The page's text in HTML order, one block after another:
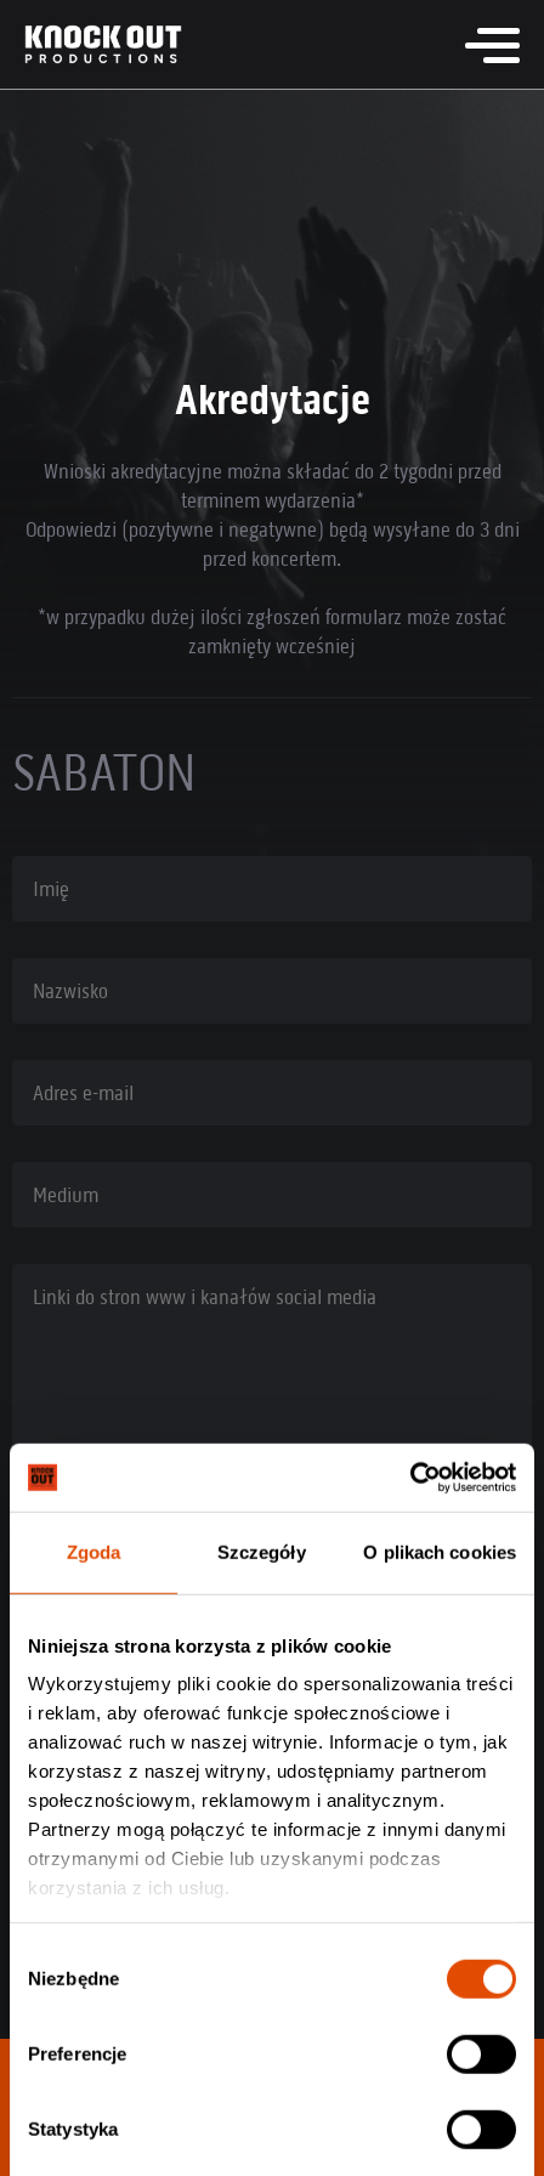
Zgoda Szczegóły O plikach cookies
Niniejsza strona korzysta z plików cookie
Wykorzystujemy pliki cookie do spersonalizowania treści
i reklam, aby oferować funkcje społecznościowe i
analizować ruch w naszej witrynie. Informacje o tym, jak
korzystasz z naszej witryny, udostępniamy partnerom
społecznościowym, reklamowym i analitycznym.
Partnerzy mogą połączyć te informacje z innymi danymi
otrzymanymi od Ciebie lub uzyskanymi podczas
korzystania z ich usług.
zgody
Niezbędne
Preferencje
Statystyka
Akredytacje
Wnioski akredytacyjne można składać do 2 tygodni przed
terminem wydarzenia*
Odpowiedzi (pozytywne i negatywne) będą wysyłane do 3 dni
przed koncertem.
*w przypadku dużej ilości zgłoszeń formularz może zostać
zamknięty wcześniej
SABATON
Nazwisko
Adres e-mail
Medium
Linki do stron www i kanałów social media
Wyślij